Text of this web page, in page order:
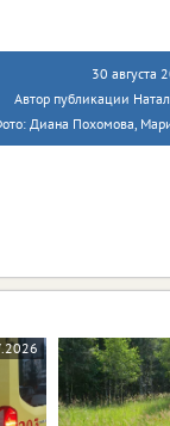
30 августа
Автор публикации
Диана Похомова,